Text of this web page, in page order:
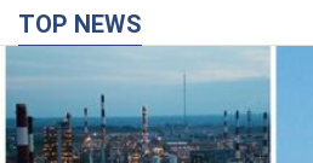
TOP NEWS